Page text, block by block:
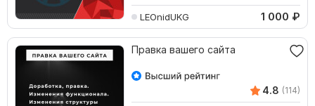
LEOnidUKG 1 000 ₽
Правка вашего сайта
4.8 (114)